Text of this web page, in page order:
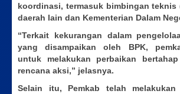
koordinasi, termasuk bimbingan teknis
daerah lain dan Kementerian Dalam
“Terkait kekurangan dalam
yang disampaikan oleh BPK,
untuk melakukan perbaikan
rencana aksi,” jelasnya.
Selain itu, Pemkab telah melakukan